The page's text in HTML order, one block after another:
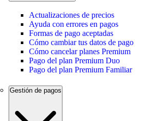
Actualizaciones de precios
Ayuda con errores en pagos
Formas de pago aceptadas
Cómo cambiar tus datos de pago
Cómo cancelar planes Premium
Pago del plan Premium Duo
Pago del plan Premium Familiar
Gestión de pagos